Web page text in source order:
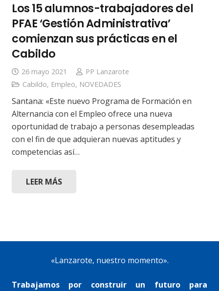
Los 15 alumnos-trabajadores del
PFAE ‘Gestión Administrativa’
comienzan sus prácticas en el
Cabildo
26 mayo 2021
PP Lanzarote
Cabildo, Empleo, NOVEDADES
Santana: «Este nuevo Programa de Formación en
Alternancia con el Empleo ofrece una nueva
oportunidad de trabajo a personas desempleadas
con el fin de que adquieran nuevas aptitudes y
competencias así…
LEER MÁS
«Lanzarote, nuestro momento».
Trabajamos por construir un futuro para